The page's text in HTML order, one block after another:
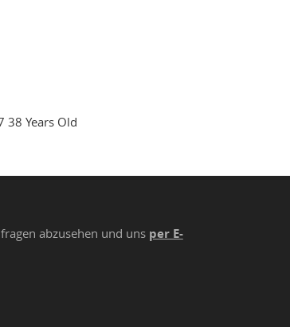
38 Years Old
abzusehen und uns per E-